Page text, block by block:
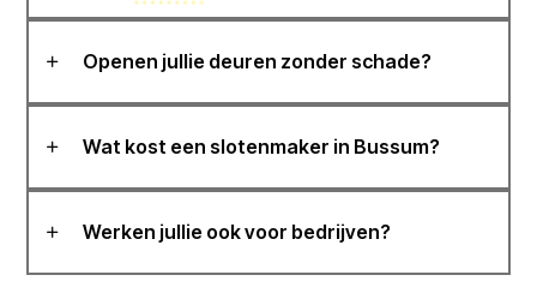
Openen jullie deuren zonder schade?
Wat kost een slotenmaker in Bussum?
Werken jullie ook voor bedrijven?